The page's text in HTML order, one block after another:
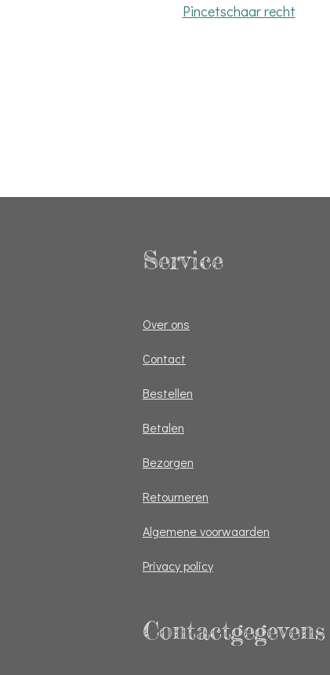
Pincetschaar recht
Service
Over ons
Contact
Bestellen
Betalen
Bezorgen
Retourneren
Algemene voorwaarden
Privacy policy
Contactgegevens